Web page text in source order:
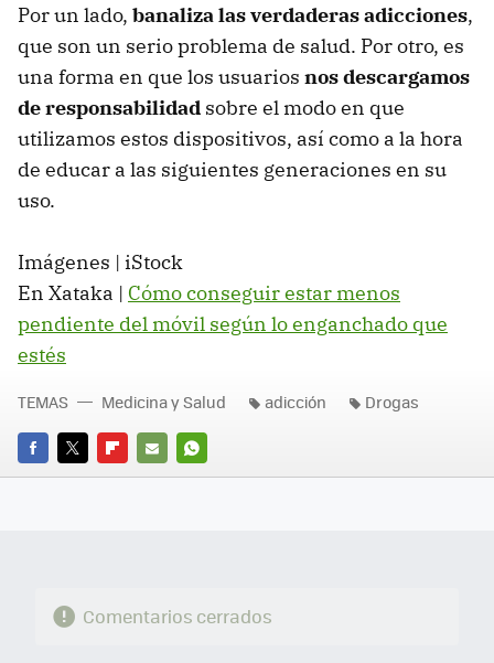
Por un lado, banaliza las verdaderas adicciones,
que son un serio problema de salud. Por otro, es
una forma en que los usuarios nos descargamos
de responsabilidad sobre el modo en que
utilizamos estos dispositivos, así como a la hora
de educar a las siguientes generaciones en su
uso.
Imágenes | iStock
En Xataka | Cómo conseguir estar menos
pendiente del móvil según lo enganchado que
estés
FACEBOOK
TWITTERFLIPBOARD
E-
WHATSAPP
TEMAS Medicina y Salud adicción Drogas
Comentarios cerrados